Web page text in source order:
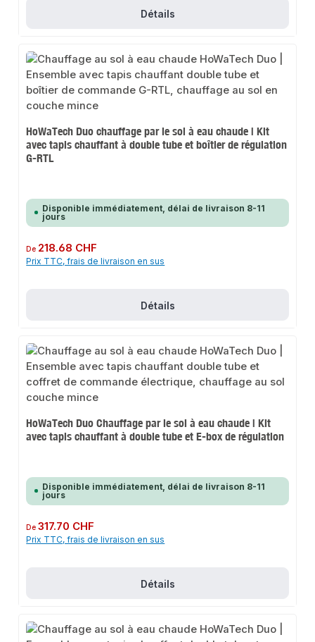
Détails
HoWaTech Duo chauffage par le sol à eau chaude | Kit
avec tapis chauffant à double tube et boîtier de régulation
G-RTL
Disponible immédiatement, délai de livraison 8-11
jours
Prix régulier :
De 218.68 CHF
Prix TTC, frais de livraison en sus
Détails
HoWaTech Duo Chauffage par le sol à eau chaude | Kit
avec tapis chauffant à double tube et E-box de régulation
Disponible immédiatement, délai de livraison 8-11
jours
Prix régulier :
De317.70 CHF
Prix TTC, frais de livraison en sus
Détails